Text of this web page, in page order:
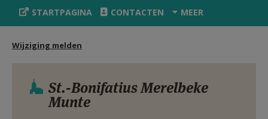
SHOP
ZOEKEN
MIJN PAROCHIE
STARTPAGINA CONTACTEN MEER
Wijziging melden
St.-Bonifatius Merelbeke
Munte